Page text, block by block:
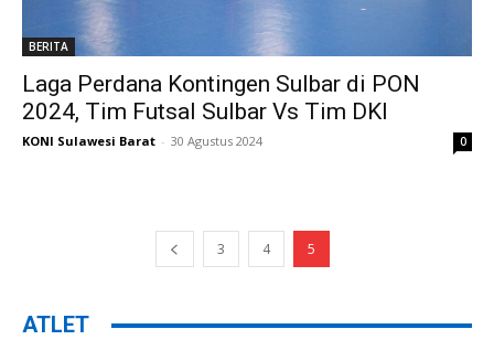
BERITA
Laga Perdana Kontingen Sulbar di PON
2024, Tim Futsal Sulbar Vs Tim DKI
KONI Sulawesi Barat - 30 Agustus 2024 0
3 4 5
ATLET